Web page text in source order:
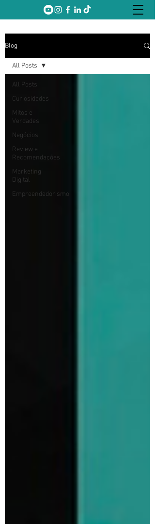
Blog
All Posts
Curiosidades
Mitos e
Verdades
Negócios
Review e
Recomendações
Marketing
Digital
Empreendedorismo
All Posts